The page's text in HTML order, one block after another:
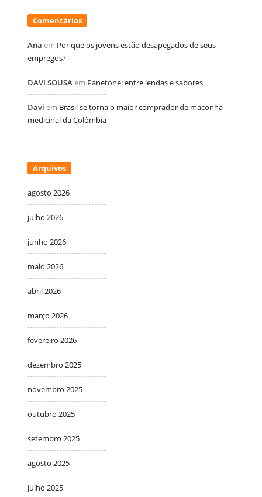
Comentários
Ana em Por que os jovens estão desapegados de seus
empregos?
DAVI SOUSAem Panetone: entre lendas e sabores
Davi em Brasil se torna o maior comprador de maconha
medicinal da Colômbia
Arquivos
agosto 2026
julho 2026
junho 2026
maio 2026
abril 2026
março 2026
fevereiro 2026
dezembro 2025
novembro 2025
outubro 2025
setembro 2025
agosto 2025
julho 2025